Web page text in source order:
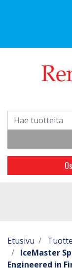
Etusivu
IceMaster
Engineered in